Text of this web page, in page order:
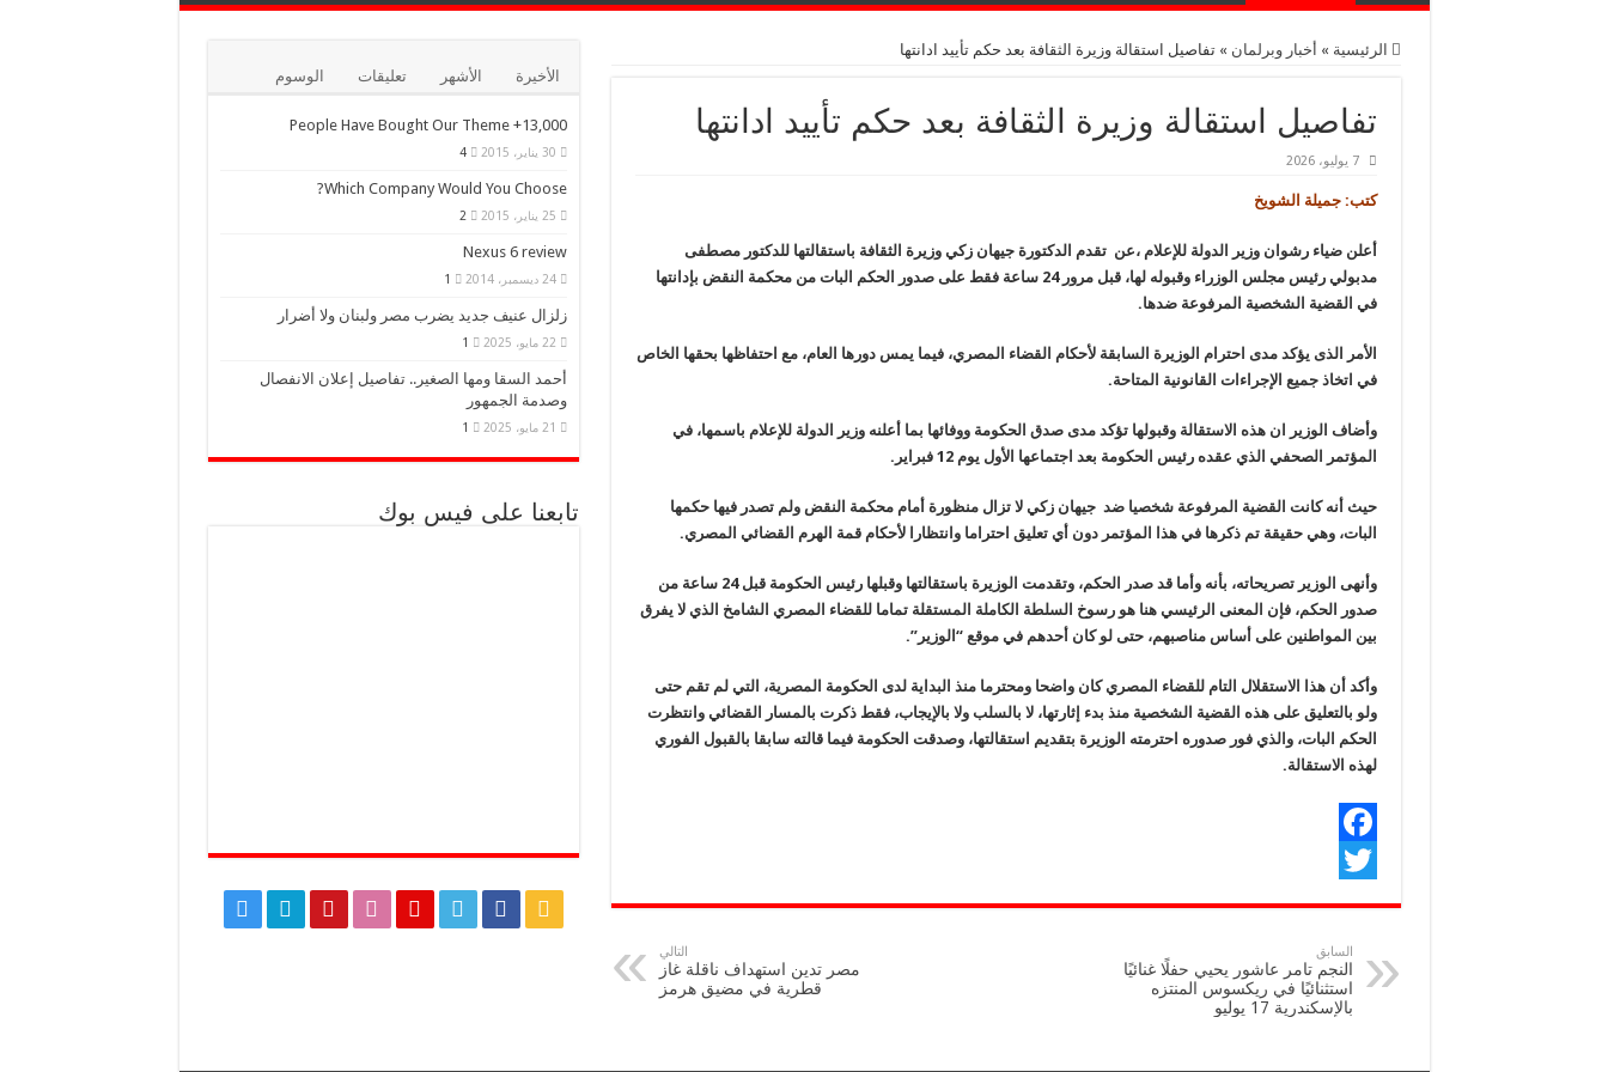
الرئيسية » أخبار وبرلمان » تفاصيل استقالة وزيرة الثقافة بعد حكم تأييد ادانتها
تفاصيل استقالة وزيرة الثقافة بعد حكم تأييد ادانتها
7 يوليو، 2026
كتب: جميلة الشويخ
أعلن ضياء رشوان وزير الدولة للإعلام ،عن تقدم الدكتورة جيهان زكي وزيرة الثقافة باستقالتها للدكتور مصطفى
مدبولي رئيس مجلس الوزراء وقبوله لها، قبل مرور 24 ساعة فقط على صدور الحكم البات من محكمة النقض بإدانتها
في القضية الشخصية المرفوعة ضدها.
الأمر الذى يؤكد مدى احترام الوزيرة السابقة لأحكام القضاء المصري، فيما يمس دورها العام، مع احتفاظها بحقها الخاص
في اتخاذ جميع الإجراءات القانونية المتاحة.
وأضاف الوزير ان هذه الاستقالة وقبولها تؤكد مدى صدق الحكومة ووفائها بما أعلنه وزير الدولة للإعلام باسمها، في
المؤتمر الصحفي الذي عقده رئيس الحكومة بعد اجتماعها الأول يوم 12 فبراير.
حيث أنه كانت القضية المرفوعة شخصيا ضد جيهان زكي لا تزال منظورة أمام محكمة النقض ولم تصدر فيها حكمها
البات، وهي حقيقة تم ذكرها في هذا المؤتمر دون أي تعليق احتراما وانتظارا لأحكام قمة الهرم القضائي المصري.
وأنهى الوزير تصريحاته، بأنه وأما قد صدر الحكم، وتقدمت الوزيرة باستقالتها وقبلها رئيس الحكومة قبل 24 ساعة من
صدور الحكم، فإن المعنى الرئيسي هنا هو رسوخ السلطة الكاملة المستقلة تماما للقضاء المصري الشامخ الذي لا يفرق
بين المواطنين على أساس مناصبهم، حتى لو كان أحدهم في موقع “الوزير”.
وأكد أن هذا الاستقلال التام للقضاء المصري كان واضحا ومحترما منذ البداية لدى الحكومة المصرية، التي لم تقم حتى
ولو بالتعليق على هذه القضية الشخصية منذ بدء إثارتها، لا بالسلب ولا بالإيجاب، فقط ذكرت بالمسار القضائي وانتظرت
الحكم البات، والذي فور صدوره احترمته الوزيرة بتقديم استقالتها، وصدقت الحكومة فيما قالته سابقا بالقبول الفوري
لهذه الاستقالة.
F
ei
السابق
النجم تامر عاشور يحيي حفلًا غنائيًا
استثنائيًا في ريكسوس المنتزه
بالإسكندرية 17 يوليو
التالي
مصر تدين استهداف ناقلة غاز
قطرية في مضيق هرمز
الأخيرة الأشهر تعليقات الوسوم
13,000+ People Have Bought Our Theme
30 يناير، 2015 4
Which Company Would You Choose?
25 يناير، 2015 2
Nexus 6 review
24 ديسمبر، 2014 1
زلزال عنيف جديد يضرب مصر ولبنان ولا أضرار
22 مايو، 2025 1
أحمد السقا ومها الصغير.. تفاصيل إعلان الانفصال
وصدمة الجمهور
21 مايو، 2025 1
تابعنا على فيس بوك